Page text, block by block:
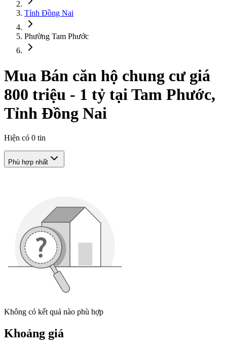
Tỉnh Đồng Nai
Phường Tam Phước
Mua Bán căn hộ chung cư giá
800 triệu - 1 tỷ tại Tam Phước,
Tỉnh Đồng Nai
Hiện có 0 tin
Phù hợp nhất
Không có kết quả nào phù hợp
Khoảng giá